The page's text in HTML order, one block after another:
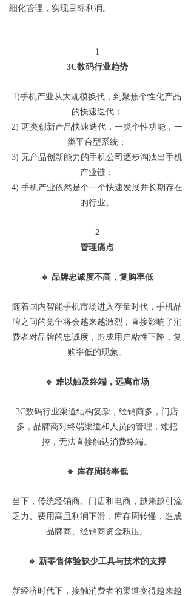
细化管理，实现目标利润。
1
3C数码行业趋势
1)手机产业从大规模换代，到聚焦个性化产品
的快速迭代；
2) 两类创新产品快速迭代，一类个性功能，一
类平台型系统；
3) 无产品创新能力的手机公司逐步淘汰出手机
产业链；
4) 手机产业依然是个一个快速发展并长期存在
的行业。
2
管理痛点
🔹 品牌忠诚度不高，复购率低
随着国内智能手机市场进入存量时代，手机品
牌之间的竞争将会越来越激烈，直接影响了消
费者对品牌的忠诚度，造成用户粘性下降，复
购率低的现象。
🔹 难以触及终端，远离市场
3C数码行业渠道结构复杂，经销商多，门店
多，品牌商对终端渠道和人员的管理，难把
控，无法直接触达消费终端。
🔹 库存周转率低
当下，传统经销商、门店和电商，越来越引流
乏力、费用高且利润下滑，库存周转慢，造成
品牌商、经销商资金积压。
🔹 新零售体验缺少工具与技术的支撑
新经济时代下，接触消费者的渠道变得越来越